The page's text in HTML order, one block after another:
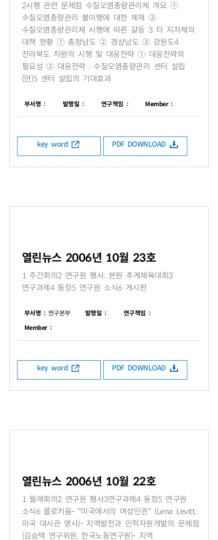
2시행 관련 문제점 수질오염총량관리제 개요 ①
수질오염총량관리 불이행에 대한 제재 ②
수질오염총량관리제 시행에 따른 갈등 3 타 지자체의
대책 현황 ① 충청남도 ② 경상남도 ③ 강원도4
전라북도 차원의 시행 및 대응전략 ① 대응전략의
필요성 ② 대응전략 : 수질오염총량관리 센터 설립
(안)5 센터 설립의 기대효과
부서명 : 발행일 : 연구책임 : Member :
key word PDF DOWNLOAD
열린뉴스 2006년 10월 23호
1 주간회의2 연구원 행사: 본원 추계체육대회3
연구과제4 동정5 연구원 소식6 게시판
부서명 : 연구본부 발행일 :
연구책임 :
Member :
key word PDF DOWNLOAD
열린뉴스 2006년 10월 22호
1 월례회의2 연구원 행사3연구과제4 동정5 연구원
소식6 콜로키움- "미국에서의 여성인권" (Lena Levitt,
미국 대사관 영사)- 지역발전과 인적자원개발의 문제점
(김승택 연구위원, 한국노동연구원)- 지역